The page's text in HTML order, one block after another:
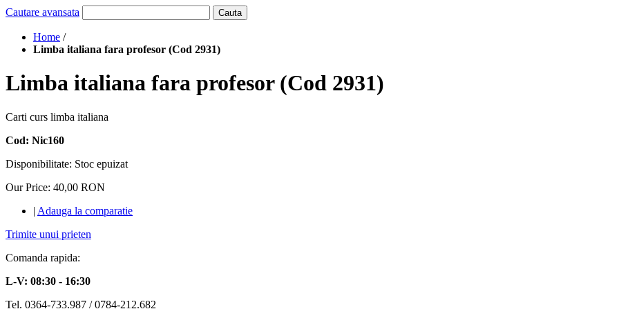
Cautare avansata Cauta
Home /
Limba italiana fara profesor (Cod 2931)
Limba italiana fara profesor (Cod 2931)
Carti curs limba italiana
Cod: Nic160
Disponibilitate: Stoc epuizat
Our Price: 40,00 RON
| Adauga la comparatie
Trimite unui prieten
Comanda rapida:
L-V: 08:30 - 16:30
Tel. 0364-733.987 / 0784-212.682